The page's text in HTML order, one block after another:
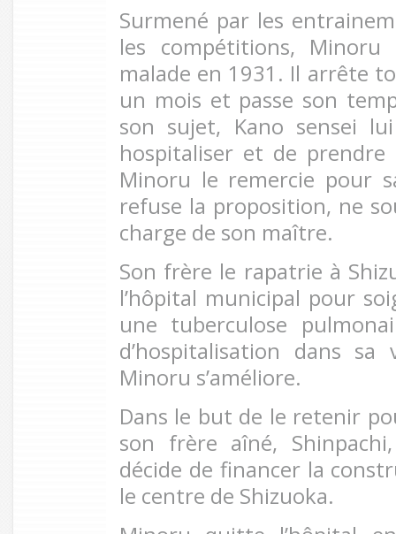
Surmené par les
les compétitions, Minoru
malade en 1931. Il arrête
un mois et passe son
son sujet, Kano sensei
hospitaliser et de
Minoru le remercie pour
refuse la proposition, ne
charge de son maître.
Son frère le rapatrie à
l’hôpital municipal pour
une tuberculose
d’hospitalisation dans
Minoru s’améliore.
Dans le but de le retenir
son frère aîné,
décide de financer la
le centre de Shizuoka.